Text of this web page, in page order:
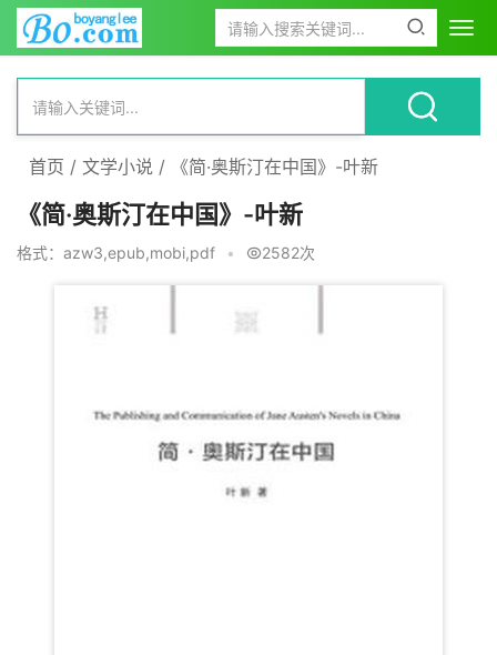
首页 / 文学小说 / 《简·奥斯汀在中国》-叶新
《简·奥斯汀在中国》-叶新
格式：azw3,epub,mobi,pdf • 2582次